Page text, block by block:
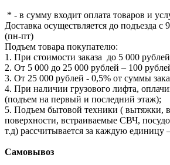
* - в сумму входит оплата товаров и
Доставка осуществляется до подъезда с
(пн-пт)
Подъем товара покупателю:
1. При стоимости заказа до 5 000
2. От 5 000 до 25 000 рублей – 100
3. От 25 000 рублей - 0,5% от суммы
4. При наличии грузового лифта,
(подъем на первый и последний этаж);
5. Подъем бытовой техники ( вытяжки,
поверхности, встраиваемые СВЧ,
т.д) рассчитывается за каждую единицу
Самовывоз